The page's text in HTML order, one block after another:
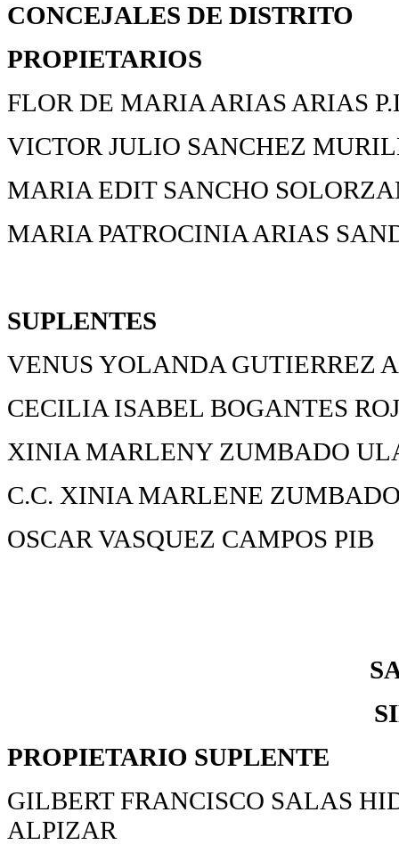
CONCEJALES DE DISTRITO
PROPIETARIOS
FLOR DE MARIA ARIAS ARIAS
VICTOR JULIO SANCHEZ
MARIA EDIT SANCHO
MARIA PATROCINIA ARIAS
SUPLENTES
VENUS YOLANDA GUTIERREZ
CECILIA ISABEL BOGANTES
XINIA MARLENY ZUMBADO
C.C. XINIA MARLENE
OSCAR VASQUEZ CAMPOS PIB
PROPIETARIO SUPLENTE
GILBERT FRANCISCO SALAS
ALPIZAR